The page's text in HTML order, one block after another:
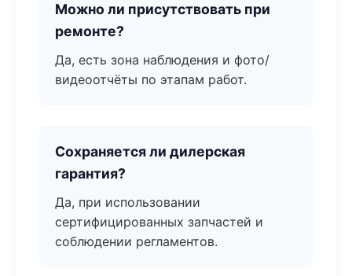
Можно ли присутствовать при
ремонте?
Да, есть зона наблюдения и фото/
видеоотчёты по этапам работ.
Сохраняется ли дилерская
гарантия?
Да, при использовании
сертифицированных запчастей и
соблюдении регламентов.